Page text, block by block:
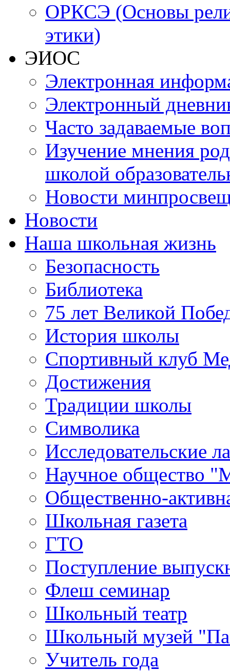
ОРКСЭ (Основы
этики)
ЭИОС
Электронная
Электронный
Часто задаваемые
Изучение мнения
школой
Новости
Новости
Наша школьная жизнь
Безопасность
Библиотека
75 лет Великой
История школы
Спортивный клуб
Достижения
Традиции школы
Символика
Исследовательские
Научное общество
Общественно-
Школьная газета
ГТО
Поступление
Флеш семинар
Школьный театр
Школьный музей
Учитель года